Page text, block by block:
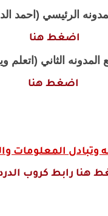
الرئيسي (احمد
اضغط هنا
المدونه الثاني (اتعلم
اضغط هنا
وتبادل المعلومات
هنا رابط كروب